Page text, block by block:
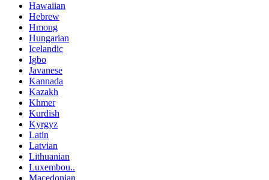
Hawaiian
Hebrew
Hmong
Hungarian
Icelandic
Igbo
Javanese
Kannada
Kazakh
Khmer
Kurdish
Kyrgyz
Latin
Latvian
Lithuanian
Luxembou..
Macedonian